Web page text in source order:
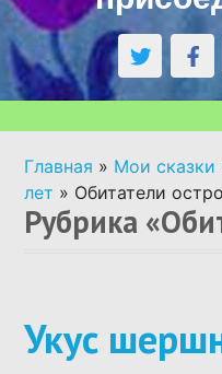
СКАЗКИ ПО
СКАЗКИ ПО
АУДИОСКАЗКИ
РОДИТЕЛЯМ О
Главная » Мои
лет » Обитатели
Рубрика
Укус